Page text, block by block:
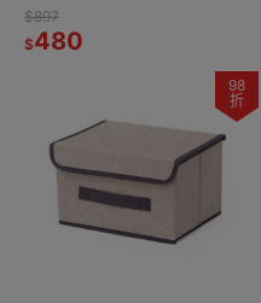
喜馬拉雅玫瑰鹽 × 手熬焦糖｜
全素點心首選
$897
$480
98
折